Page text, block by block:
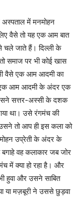
अस्पताल में मनमोहन
वैसे तो यह एक आम बात
जाते हैं। दिल्ली के
समाज पर भी कोई खास
वैसे एक आम आदमी का
एक आम आदमी के अंदर एक
सत्तर-अस्सी के दशक
था। उसे रंगमंच की
तो आप ही इस कला को
उप्रेती के अंदर के
वह कलाकार जब जोर
में क्या हो रहा है। और
हुवा और उसने साबित
या मज़बूरी ने उससे छुड़वा